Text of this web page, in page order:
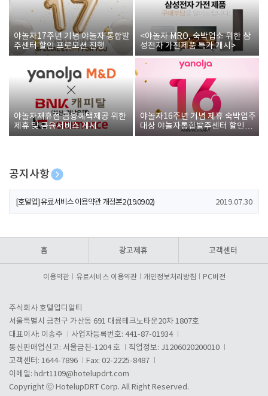
야놀자17주년 기념 야놀자 통합발
주센터 할인 프로모션 진행
<야놀자 MRO, 숙박업소 위한 삼
성전자 가전제품 특가 개시>
야놀자제휴점 금융혜택제공 위한
제휴 및 금융서비스 게시
야놀자16주년 기념 제휴 숙박업주
대상 야놀자통합발주센터 할인쿠
폰 증정
공지사항
[호텔업] 개인정보 처리방침 개정본1 (19.09.02)
[호텔업] 유료서비스 이용약관 개정본2 (19.09.02) 2019.07.30
홈 광고제휴 고객센터
이용약관 유료서비스 이용약관 개인정보처리방침 PC버전
주식회사 호텔업디알티
서울특별시 금천구 가산동 691 대륭테크노타운20차 1807호
대표이사: 이송주
사업자등록번호: 441-87-01934
통신판매업신고: 서울금천-1204 호
직업정보: J1206020200010
고객센터: 1644-7896
Fax: 02-2225-8487
이메일: hdrt1109@hotelupdrt.com
Copyright ⓒ HotelupDRT Corp. All Right Reserved.